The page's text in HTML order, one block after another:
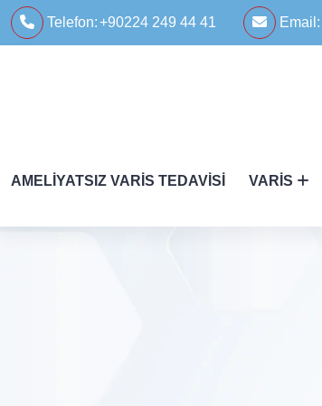
Telefon:+90224 249 44 41 Email:
AMELIYATSIZ VARIS TEDAVISI VARIS